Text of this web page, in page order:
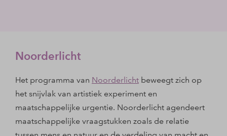
Noorderlicht
Het programma van Noorderlicht beweegt zich op
het snijvlak van artistiek experiment en
maatschappelijke urgentie. Noorderlicht agendeert
maatschappelijke vraagstukken zoals de relatie